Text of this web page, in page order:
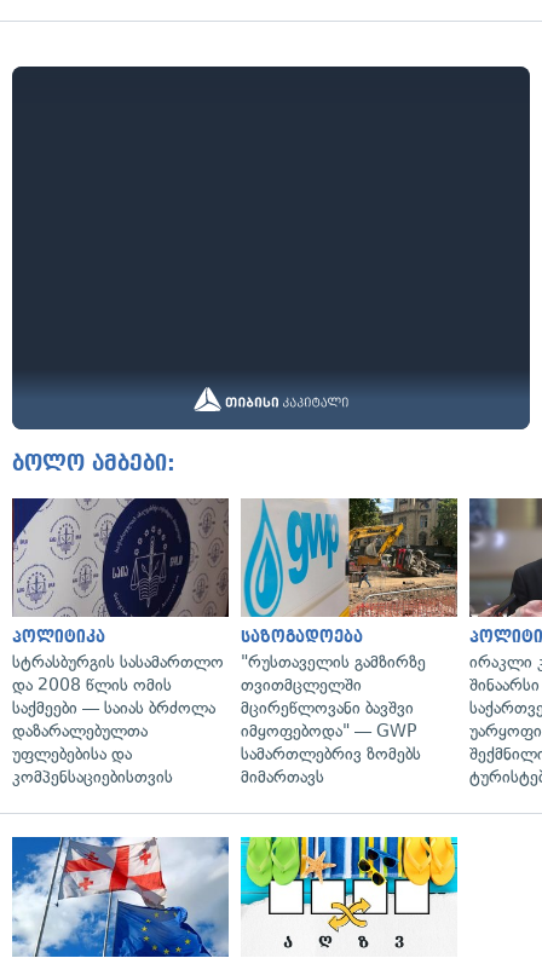
ბოლო ამბები:
პოლიტიკა
სტრასბურგის სასამართლო
და 2008 წლის ომის
საქმეები — საიას ბრძოლა
დაზარალებულთა
უფლებებისა და
კომპენსაციებისთვის
საზოგადოება
"რუსთაველის გამზირზე
თვითმცლელში
მცირეწლოვანი ბავშვი
იმყოფებოდა" — GWP
სამართლებრივ ზომებს
მიმართავს
ირაკლი